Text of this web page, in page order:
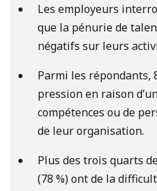
Les employeurs
que la pénurie de
négatifs sur leurs
Parmi les répondants,
pression en raison
compétences ou de
de leur organisation.
Plus des trois quarts
(78 %) ont de la